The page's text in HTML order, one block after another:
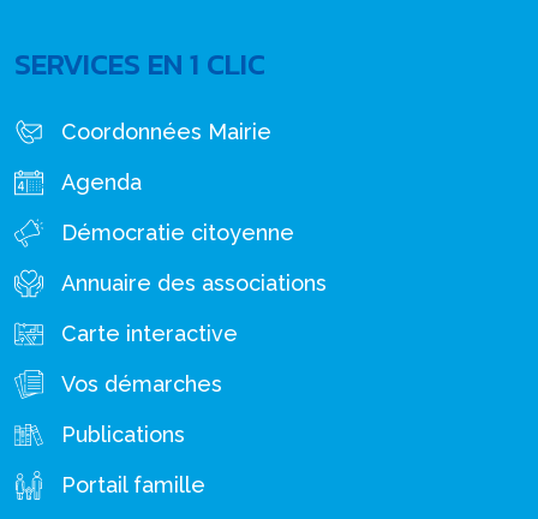
SERVICES EN 1 CLIC
Coordonnées Mairie
Agenda
Démocratie citoyenne
Annuaire des associations
Carte interactive
Vos démarches
Publications
Portail famille